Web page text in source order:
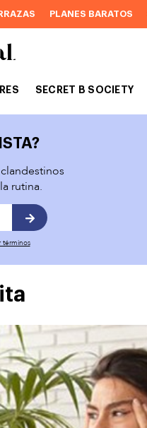
PLANES BARATOS
SECRET B SOCIETY
rutina.
términos